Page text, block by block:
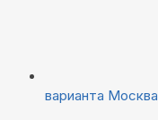
варианта Москва